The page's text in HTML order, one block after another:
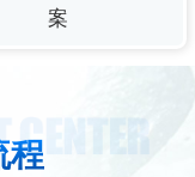
案
程